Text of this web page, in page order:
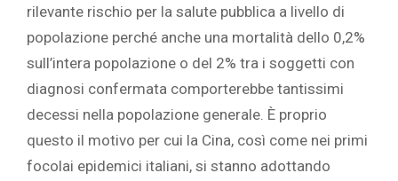
rilevante rischio per la salute pubblica a livello di
popolazione perché anche una mortalità dello 0,2%
sull’intera popolazione o del 2% tra i soggetti con
diagnosi confermata comporterebbe tantissimi
decessi nella popolazione generale. È proprio
questo il motivo per cui la Cina, così come nei primi
focolai epidemici italiani, si stanno adottando